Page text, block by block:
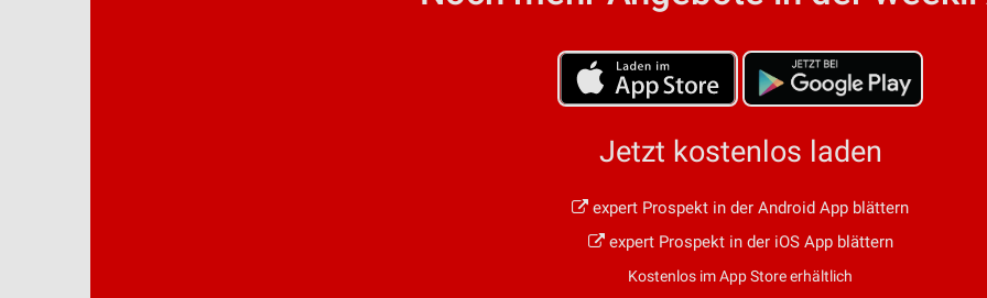
Jetzt kostenlos laden
expert Prospekt in der Android App blättern
expert Prospekt in der iOS App blättern
Kostenlos im App Store erhältlich